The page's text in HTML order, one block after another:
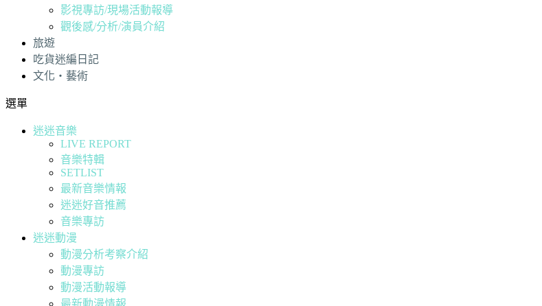
影視專訪/現場活動報導
觀後感/分析/演員介紹
旅遊
吃貨迷編日記
文化・藝術
選單
迷迷音樂
LIVE REPORT
音樂特輯
SETLIST
最新音樂情報
迷迷好音推薦
音樂專訪
迷迷動漫
動漫分析考察介紹
動漫專訪
動漫活動報導
最新動漫情報